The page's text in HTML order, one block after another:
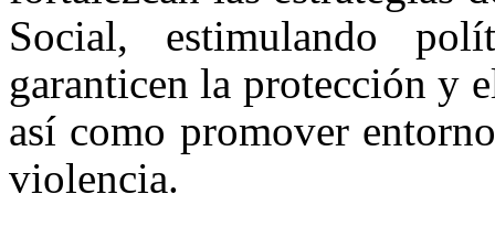
Social, estimulando
garanticen la protección y
así como promover
violencia.